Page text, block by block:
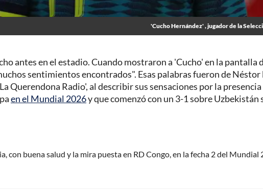
'Cucho Hernández' , jugador de la
antes en el estadio. Cuando mostraron a 'Cucho' en la pantalla
sentimientos encontrados". Esas palabras fueron de
Querendona Radio', al describir sus sensaciones por la
en el Mundial 2026y que comenzó con un 3-1 sobre Uzbekistán
con buena salud y la mira puesta en RD Congo, en la fecha 2 del Mundial